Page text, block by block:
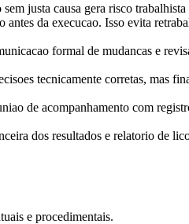
justa causa gera risco
da execucao. Isso evita
formal de mudancas e
tecnicamente corretas, mas
de acompanhamento com
dos resultados e relatorio de
e procedimentais.